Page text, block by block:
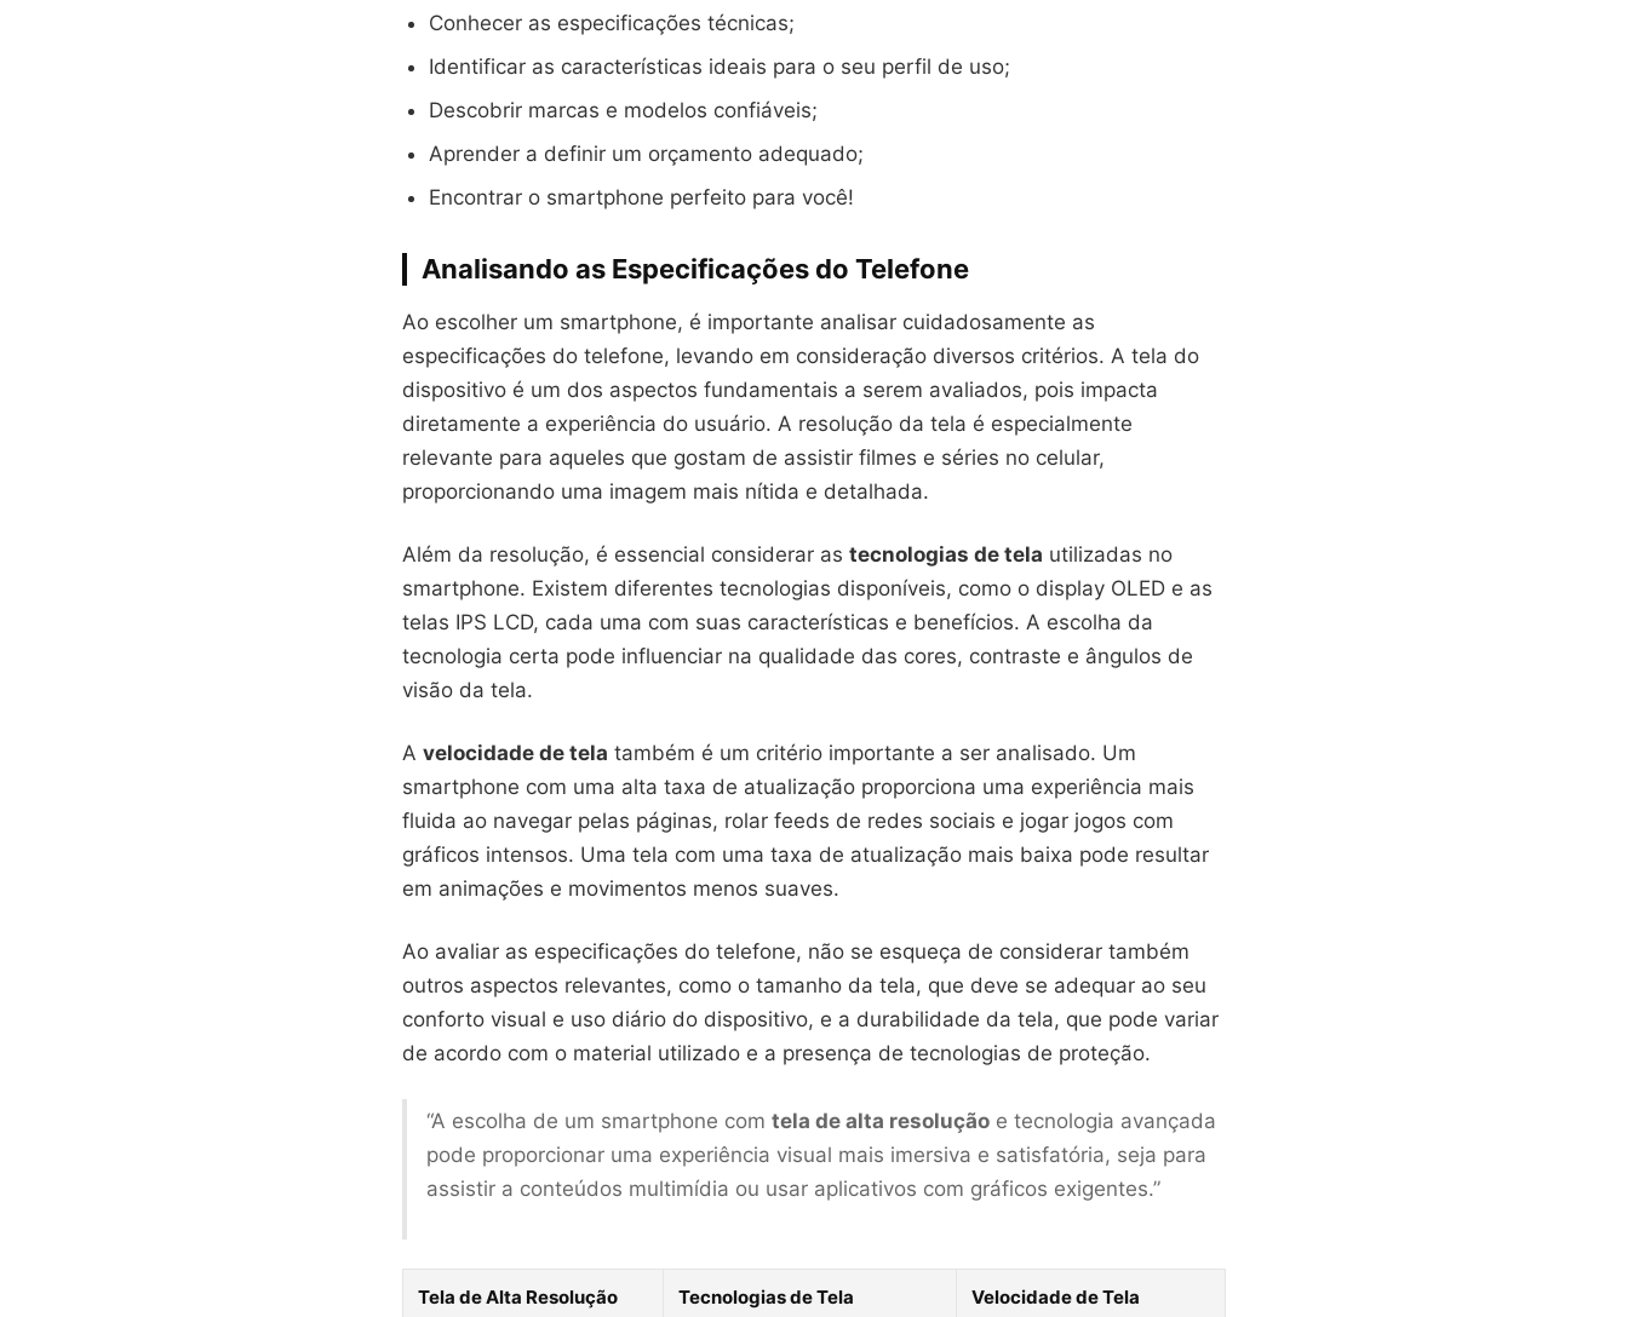
Conhecer as especificações técnicas;
Identificar as características ideais para o seu perfil de uso;
Descobrir marcas e modelos confiáveis;
Aprender a definir um orçamento adequado;
Encontrar o smartphone perfeito para você!
Analisando as Especificações do Telefone
Ao escolher um smartphone, é importante analisar cuidadosamente as
especificações do telefone, levando em consideração diversos critérios. A tela do
dispositivo é um dos aspectos fundamentais a serem avaliados, pois impacta
diretamente a experiência do usuário. A resolução da tela é especialmente
relevante para aqueles que gostam de assistir filmes e séries no celular,
proporcionando uma imagem mais nítida e detalhada.
Além da resolução, é essencial considerar as tecnologias de tela utilizadas no
smartphone. Existem diferentes tecnologias disponíveis, como o display OLED e as
telas IPS LCD, cada uma com suas características e benefícios. A escolha da
tecnologia certa pode influenciar na qualidade das cores, contraste e ângulos de
visão da tela.
A velocidade de tela também é um critério importante a ser analisado. Um
smartphone com uma alta taxa de atualização proporciona uma experiência mais
fluida ao navegar pelas páginas, rolar feeds de redes sociais e jogar jogos com
gráficos intensos. Uma tela com uma taxa de atualização mais baixa pode resultar
em animações e movimentos menos suaves.
Ao avaliar as especificações do telefone, não se esqueça de considerar também
outros aspectos relevantes, como o tamanho da tela, que deve se adequar ao seu
conforto visual e uso diário do dispositivo, e a durabilidade da tela, que pode variar
de acordo com o material utilizado e a presença de tecnologias de proteção.
“A escolha de um smartphone com tela de alta resolução e tecnologia avançada
pode proporcionar uma experiência visual mais imersiva e satisfatória, seja para
assistir a conteúdos multimídia ou usar aplicativos com gráficos exigentes.”
Tela de Alta Resolução Tecnologias de Tela Velocidade de Tela